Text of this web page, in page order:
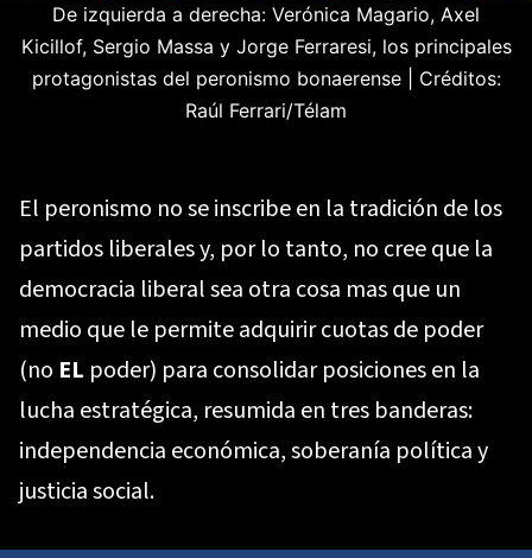
De izquierda a derecha: Verónica Magario, Axel
Kicillof, Sergio Massa y Jorge Ferraresi, los principales
protagonistas del peronismo bonaerense| Créditos:
Raúl Ferrari/Télam
El peronismo no se inscribe en la tradición de los
partidos liberales y, por lo tanto, no cree que la
democracia liberal sea otra cosa mas que un
medio que le permite adquirir cuotas de poder
(no EL poder) para consolidar posiciones en la
lucha estratégica, resumida en tres banderas:
independencia económica, soberanía política y
justicia social.